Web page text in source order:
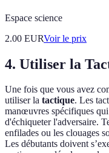
Espace science
2.00 EURVoir le prix
4. Utiliser la
Une fois que vous avez
utiliser la tactique. Les
manœuvres spécifiques
d'échiqueter l'adversaire.
enfilades ou les clouages
Les débutants doivent